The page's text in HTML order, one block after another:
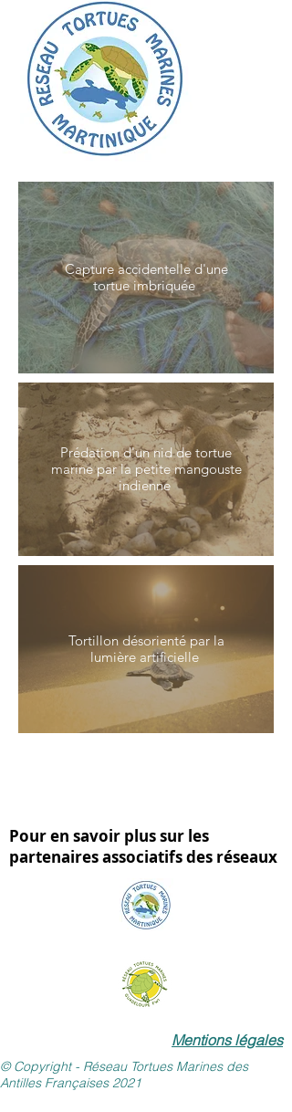
Capture accidentelle d'une
tortue imbriquée
Prédation d'un nid de tortue
marine par la petite mangouste
indienne
Tortillon désorienté par la
lumière artificielle
Pour en savoir plus sur les
partenaires associatifs des réseaux
Mentions légales
© Copyright - Réseau Tortues Marines des
Antilles Françaises 2021